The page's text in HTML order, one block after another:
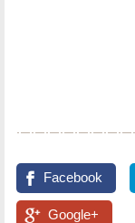
Facebook
Google+